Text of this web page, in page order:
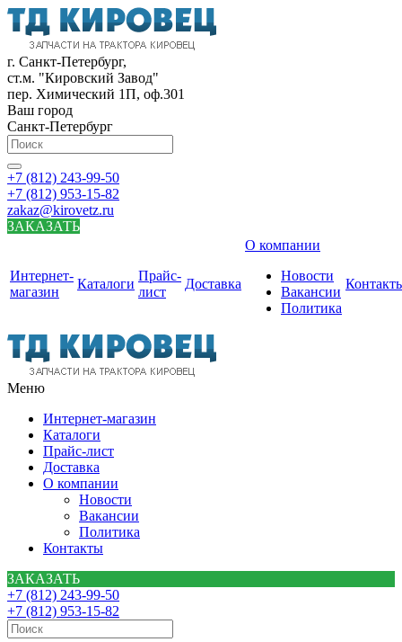
г. Санкт-Петербург,
ст.м. "Кировский Завод"
пер. Химический 1П, оф.301
Ваш город
Санкт-Петербург
+7 (812) 243-99-50
+7 (812) 953-15-82
zakaz@kirovetz.ru
ЗАКАЗАТЬ
Интернет-
магазин
Каталоги
Прайс-
лист
Доставка
О компании
Новости
Вакансии
Политика
Меню
Интернет-магазин
Каталоги
Прайс-лист
Доставка
О компании
Новости
Вакансии
Политика
Контакты
ЗАКАЗАТЬ
+7 (812) 243-99-50
+7 (812) 953-15-82